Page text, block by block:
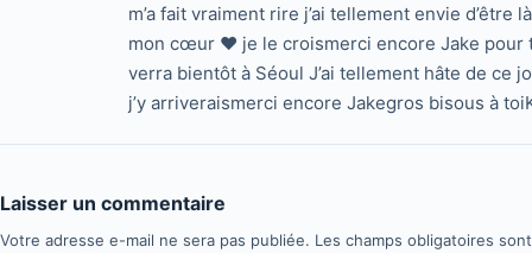
m’a fait vraiment rire j’ai tellement envie d’être
mon cœur ♥️ je le croismerci encore Jake pour
verra bientôt à Séoul J’ai tellement hâte de ce
j’y arriveraismerci encore Jakegros bisous à
Laisser un commentaire
Votre adresse e-mail ne sera pas publiée. Les champs obligatoires